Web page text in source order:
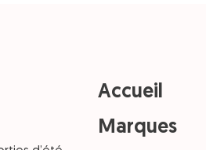
Accueil
Marques